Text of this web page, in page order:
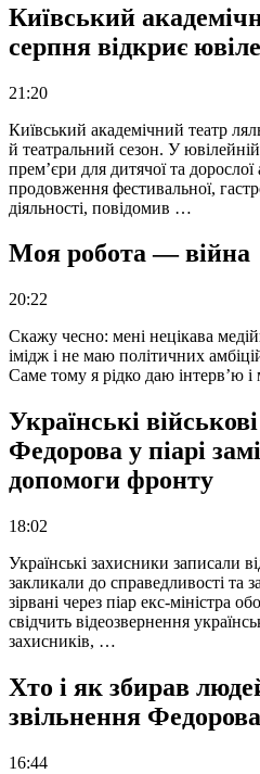
Київський
серпня відкриє
21:20
Київський академічний театр
й театральний сезон. У
прем’єри для дитячої та дорослої
продовження фестивальної,
діяльності, повідомив …
Моя робота — війна
20:22
Скажу чесно: мені нецікава
імідж і не маю політичних
Саме тому я рідко даю інтерв’ю
Українські
Федорова у піарі
допомоги фронту
18:02
Українські захисники записали
закликали до справедливості та
зірвані через піар екс-міністра
свідчить відеозвернення
захисників, …
Хто і як збирав
звільнення Федорова
16:44